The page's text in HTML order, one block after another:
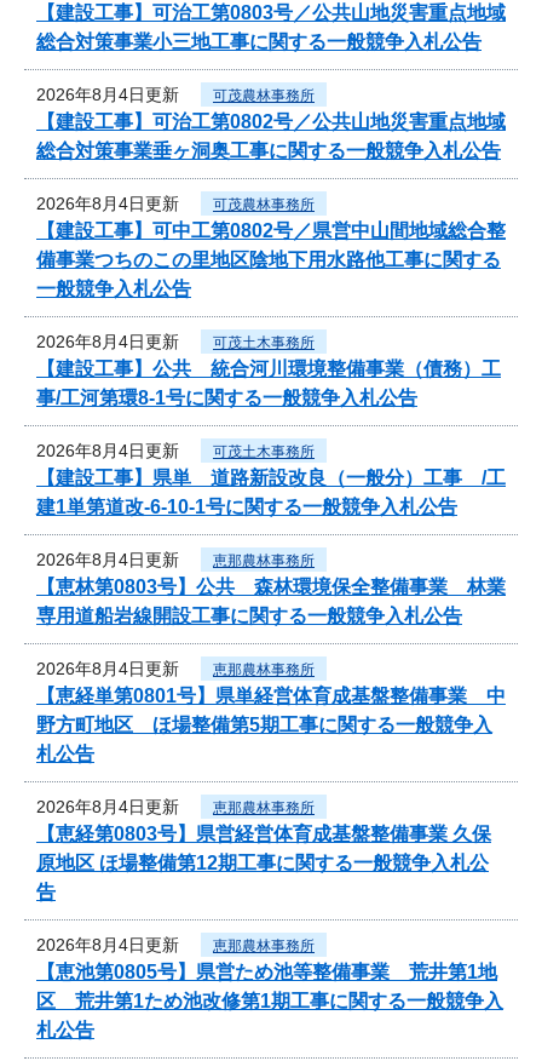
【建設工事】可治工第0803号／公共山地災害重点地域
総合対策事業小三地工事に関する一般競争入札公告
2026年8月4日更新 可茂農林事務所
【建設工事】可治工第0802号／公共山地災害重点地域
総合対策事業垂ヶ洞奥工事に関する一般競争入札公告
2026年8月4日更新 可茂農林事務所
【建設工事】可中工第0802号／県営中山間地域総合整
備事業つちのこの里地区陰地下用水路他工事に関する
一般競争入札公告
2026年8月4日更新 可茂土木事務所
【建設工事】公共 統合河川環境整備事業（債務）工
事/工河第環8-1号に関する一般競争入札公告
2026年8月4日更新 可茂土木事務所
【建設工事】県単 道路新設改良（一般分）工事 /工
建1単第道改-6-10-1号に関する一般競争入札公告
2026年8月4日更新 恵那農林事務所
【恵林第0803号】公共 森林環境保全整備事業 林業
専用道船岩線開設工事に関する一般競争入札公告
2026年8月4日更新 恵那農林事務所
【恵経単第0801号】県単経営体育成基盤整備事業 中
野方町地区 ほ場整備第5期工事に関する一般競争入
札公告
2026年8月4日更新 恵那農林事務所
【恵経第0803号】県営経営体育成基盤整備事業 久保
原地区 ほ場整備第12期工事に関する一般競争入札公
告
2026年8月4日更新 恵那農林事務所
【恵池第0805号】県営ため池等整備事業 荒井第1地
区 荒井第1ため池改修第1期工事に関する一般競争入
札公告